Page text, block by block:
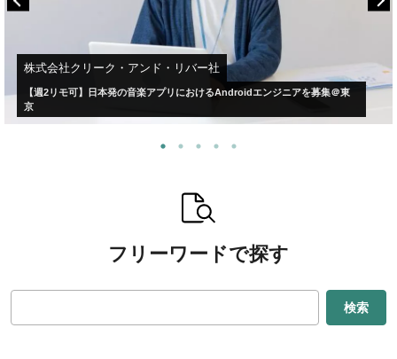
株式会社クリーク・アンド・リバー社
【週2リモ可】日本発の音楽アプリにおけるAndroidエンジニアを募集＠東
京
フリーワードで探す
検索